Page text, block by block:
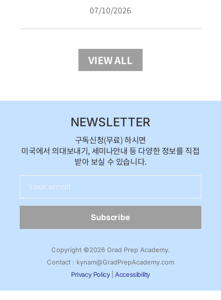
07/10/2026
VIEW ALL
NEWSLETTER
구독신청(무료) 하시면
미국에서 의대보내기, 세미나안내 등 다양한 정보를 직접
받아 보실 수 있습니다.
Subscribe
Copyright ©2026 Grad Prep Academy.
Contact : kynam@GradPrepAcademy.com
Privacy Policy|Accessibility